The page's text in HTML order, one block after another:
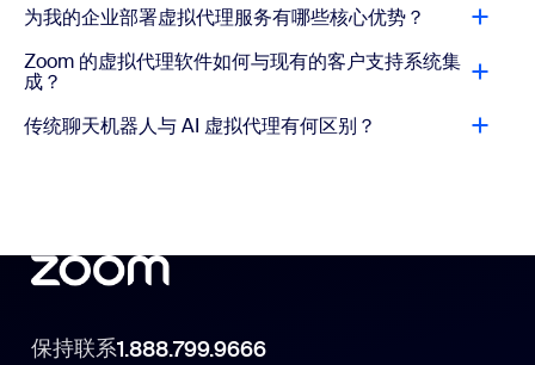
为我的企业部署虚拟代理服务有哪些核心优势？
Zoom 的虚拟代理软件如何与现有的客户支持系统集
成？
传统聊天机器人与 AI 虚拟代理有何区别？
保持联系1.888.799.9666